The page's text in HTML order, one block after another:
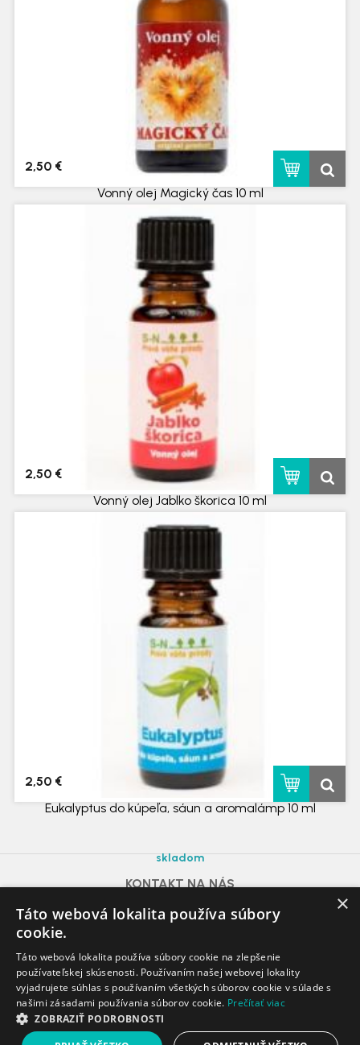
Vonný olej Magický čas 10 ml
2,50 €
Vonný olej Jablko škorica 10 ml
2,50 €
Eukalyptus do kúpeľa, sáun a aromalámp 10 ml
skladom
2,50 €
KONTAKT NA NÁS
azdomazahrada@gmail.com
Voda, Plyn, Kúrenie, Poklopy:0915 625 310
Copyright 2016 - 2026 © Záhradkárske a Domáce potreby
×
Táto webová lokalita používa súbory
cookie.
Táto webová lokalita používa súbory cookie na zlepšenie
používateľskej skúsenosti. Používaním našej webovej lokality
vyjadrujete súhlas s používaním všetkých súborov cookie v súlade s
našimi zásadami používania súborov cookie. Prečítať viac
ZOBRAZIŤ PODROBNOSTI